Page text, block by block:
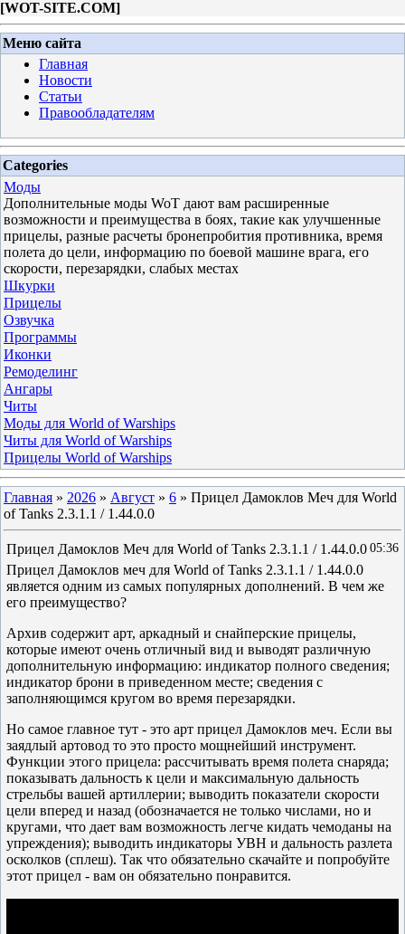
[WOT-SITE.COM]
Меню сайта
Главная
Новости
Статьи
Правообладателям
Categories
Моды
Дополнительные моды WoT дают вам расширенные
возможности и преимущества в боях, такие как улучшенные
прицелы, разные расчеты бронепробития противника, время
полета до цели, информацию по боевой машине врага, его
скорости, перезарядки, слабых местах
Шкурки
Прицелы
Озвучка
Программы
Иконки
Ремоделинг
Ангары
Читы
Моды для World of Warships
Читы для World of Warships
Прицелы World of Warships
Главная » 2026 » Август » 6 » Прицел Дамоклов Меч для World
of Tanks 2.3.1.1 / 1.44.0.0
05:36
Прицел Дамоклов Меч для World of Tanks 2.3.1.1 / 1.44.0.0
Прицел Дамоклов меч для World of Tanks 2.3.1.1 / 1.44.0.0
является одним из самых популярных дополнений. В чем же
его преимущество?
Архив содержит арт, аркадный и снайперские прицелы,
которые имеют очень отличный вид и выводят различную
дополнительную информацию: индикатор полного сведения;
индикатор брони в приведенном месте; сведения с
заполняющимся кругом во время перезарядки.
Но самое главное тут - это арт прицел Дамоклов меч. Если вы
заядлый артовод то это просто мощнейший инструмент.
Функции этого прицела: рассчитывать время полета снаряда;
показывать дальность к цели и максимальную дальность
стрельбы вашей артиллерии; выводить показатели скорости
цели вперед и назад (обозначается не только числами, но и
кругами, что дает вам возможность легче кидать чемоданы на
упреждения); выводить индикаторы УВН и дальность разлета
осколков (сплеш). Так что обязательно скачайте и попробуйте
этот прицел - вам он обязательно понравится.